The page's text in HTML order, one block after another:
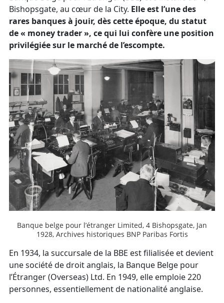
Bishopsgate, au cœur de la City. Elle est l’une des
rares banques à jouir, dès cette époque, du statut
de « money trader », ce qui lui confère une position
privilégiée sur le marché de l’escompte.
Banque belge pour l’étranger Limited, 4 Bishopsgate, Jan
1928, Archives historiques BNP Paribas Fortis
En 1934, la succursale de la BBE est filialisée et devient
une société de droit anglais, la Banque Belge pour
l’Étranger (Overseas) Ltd. En 1949, elle emploie 220
personnes, essentiellement de nationalité anglaise.